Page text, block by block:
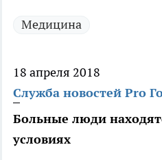
Медицина
18 апреля 2018
Служба новостей Pro
Больные люди
условиях